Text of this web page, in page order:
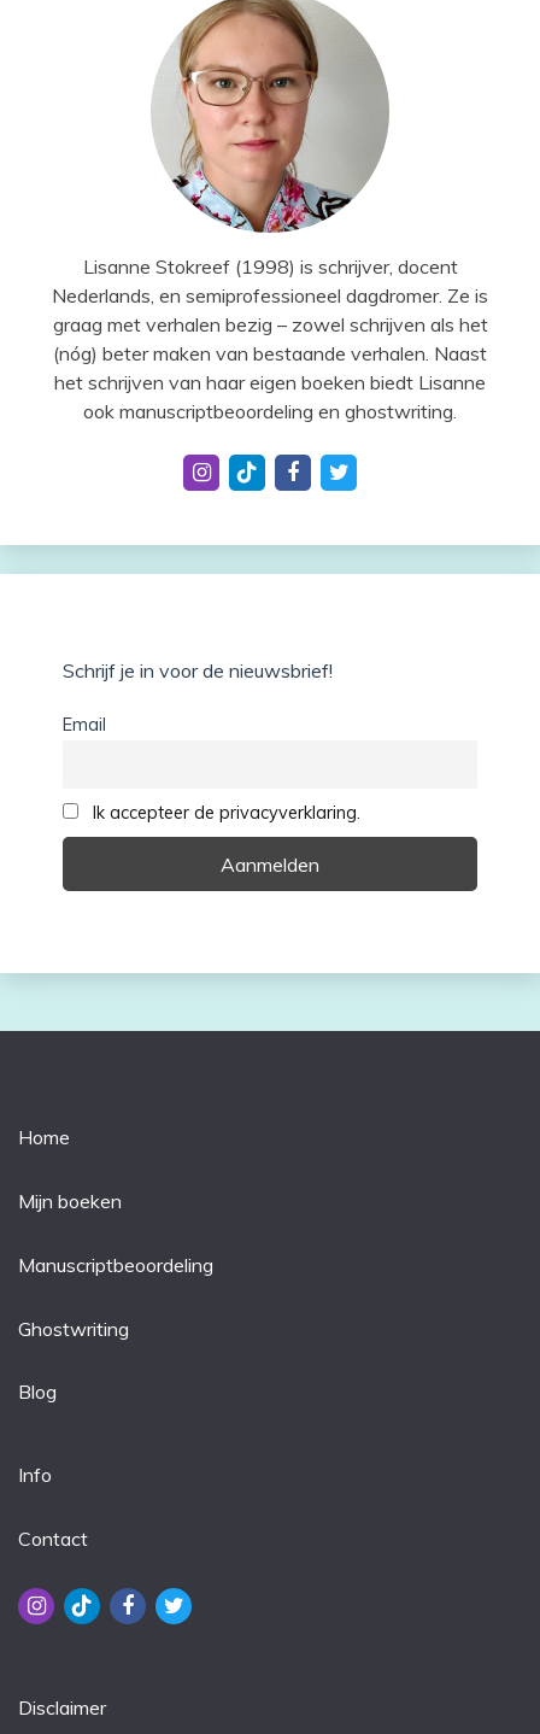
Lisanne Stokreef (1998) is schrijver, docent
Nederlands, en semiprofessioneel dagdromer. Ze is
graag met verhalen bezig – zowel schrijven als het
(nóg) beter maken van bestaande verhalen. Naast
het schrijven van haar eigen boeken biedt Lisanne
ook manuscriptbeoordeling en ghostwriting.
Schrijf je in voor de nieuwsbrief!
Email
Ik accepteer de privacyverklaring.
Home
Mijn boeken
Manuscriptbeoordeling
Ghostwriting
Blog
Info
Contact
Disclaimer